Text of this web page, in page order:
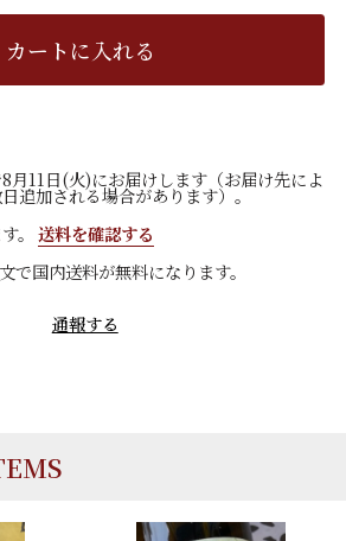
カートに入れる
11日(火)にお届けします（お届け先によ
追加される場合があります）。
。 送料を確認する
国内送料が無料になります。
通報する